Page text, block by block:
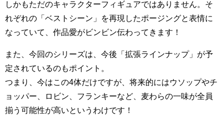
しかもただのキャラクターフィギュアではありません。そ
れぞれの「ベストシーン」を再現したポージングと表情に
なっていて、作品愛がビンビン伝わってきます！
また、今回のシリーズは、今後「拡張ラインナップ」が予
定されているのもポイント。
つまり、今はこの4体だけですが、将来的にはウソップやチ
ョッパー、ロビン、フランキーなど、麦わらの一味が全員
揃う可能性が高いというわけです！